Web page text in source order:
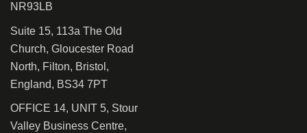
NR93LB
Suite 15, 113a The Old
Church, Gloucester Road
North, Filton, Bristol,
England, BS34 7PT
OFFICE 14, UNIT 5, Stour
Valley Business Centre,